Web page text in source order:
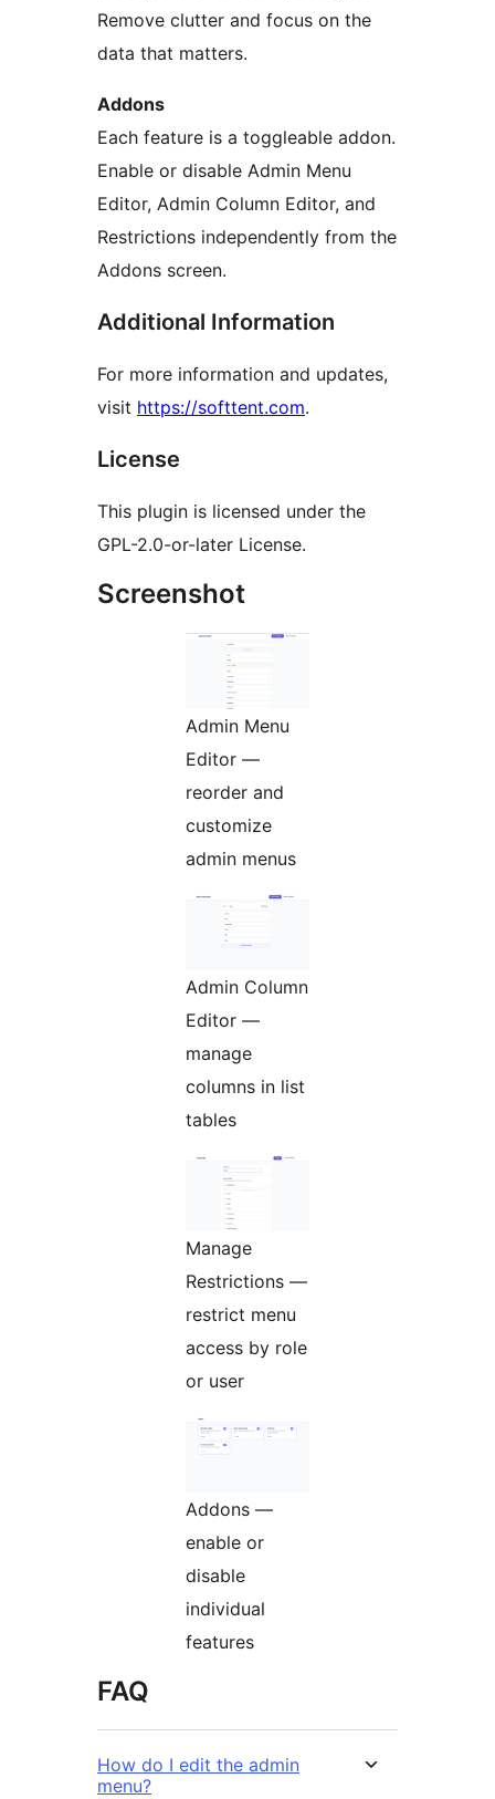
Remove clutter and focus on the
data that matters.
Addons
Each feature is a toggleable addon.
Enable or disable Admin Menu
Editor, Admin Column Editor, and
Restrictions independently from the
Addons screen.
Additional Information
For more information and updates,
visit https://softtent.com.
License
This plugin is licensed under the
GPL-2.0-or-later License.
Screenshot
Admin Menu
Editor —
reorder and
customize
admin menus
Admin Column
Editor —
manage
columns in list
tables
Manage
Restrictions —
restrict menu
access by role
or user
Addons —
enable or
disable
individual
features
FAQ
How do I edit the admin
menu?